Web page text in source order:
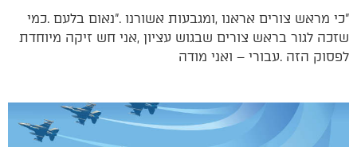
‬לפסוק‭ ‬הזה‭. ‬עבורי‭ ‬‮–‬‭ ‬ואני‭ ‬מודה‭